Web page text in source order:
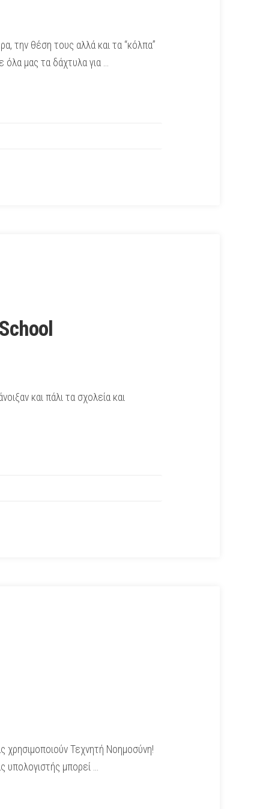
την θέση τους αλλά και τα “κόλπα”
όλα μας τα δάχτυλα για …
και πάλι τα σχολεία και
χρησιμοποιούν Τεχνητή Νοημοσύνη!
υπολογιστής μπορεί …